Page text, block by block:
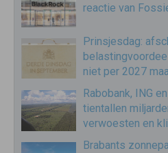
reactie van
Prinsjesdag:
niet per 2027
Rabobank, ING
tientallen
verwoesten en
Brabants